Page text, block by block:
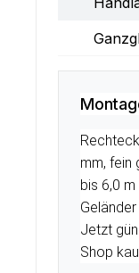
mm, fein
bis 6,0
Jetzt
Shop